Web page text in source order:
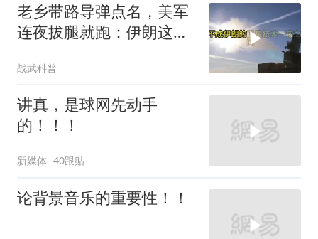
老乡带路导弹点名，美军
连夜拔腿就跑：伊朗这波
光
战武科普
讲真，是球网先动手
的！！！
新媒体 40跟贴
论背景音乐的重要性！！